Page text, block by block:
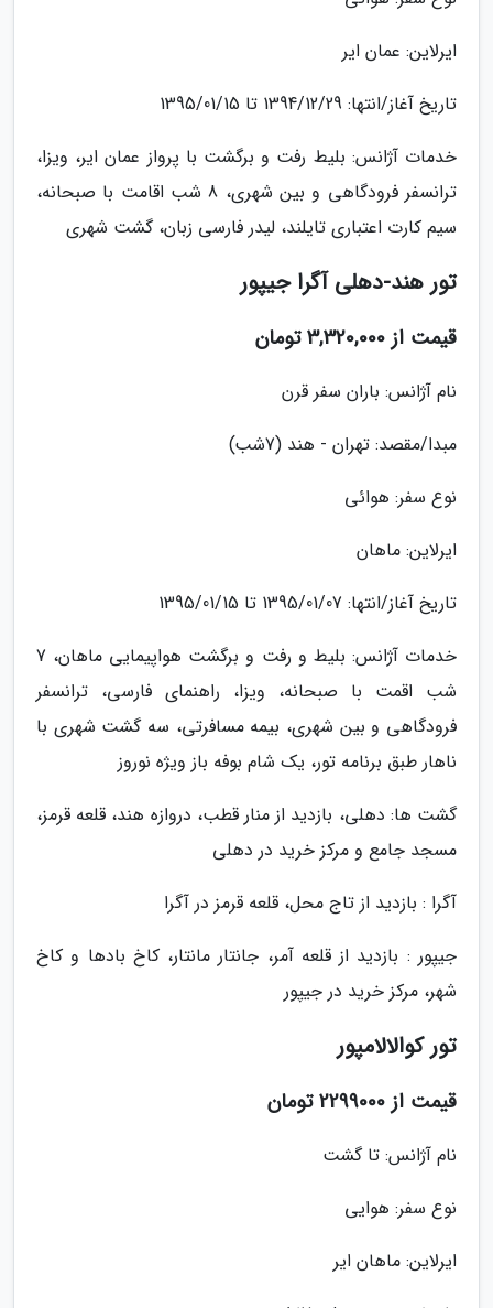
ایرلاین: عمان ایر
تاریخ آغاز/انتها: 1394/12/29 تا 1395/01/15
خدمات آژانس: بلیط رفت و برگشت با پرواز عمان ایر، ویزا،
ترانسفر فرودگاهی و بین شهری، 8 شب اقامت با صبحانه،
سیم کارت اعتباری تایلند، لیدر فارسی زبان، گشت شهری
تور هند-دهلی آگرا جیپور
قیمت از 3,320,000 تومان
نام آژانس: باران سفر قرن
مبدا/مقصد: تهران - هند (7شب)
نوع سفر: هوائی
ایرلاین: ماهان
تاریخ آغاز/انتها: 1395/01/07 تا 1395/01/15
خدمات آژانس: بلیط و رفت و برگشت هواپیمایی ماهان، 7
شب اقمت با صبحانه، ویزا، راهنمای فارسی، ترانسفر
فرودگاهی و بین شهری، بیمه مسافرتی، سه گشت شهری با
ناهار طبق برنامه تور، یک شام بوفه باز ویژه نوروز
گشت ها: دهلی، بازدید از منار قطب، دروازه هند، قلعه قرمز،
مسجد جامع و مرکز خرید در دهلی
آگرا : بازدید از تاج محل، قلعه قرمز در آگرا
جیپور : بازدید از قلعه آمر، جانتار مانتار، کاخ بادها و کاخ
شهر، مرکز خرید در جیپور
تور کوالالامپور
قیمت از 2299000 تومان
نام آژانس: تا گشت
نوع سفر: هوایی
ایرلاین: ماهان ایر